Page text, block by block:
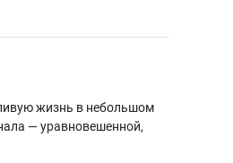
жизнь в небольшом
— уравновешенной,